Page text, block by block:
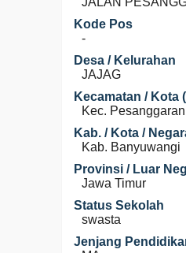
Kode Pos
-
Desa / Kelurahan
JAJAG
Kecamatan / Kota
Kec. Pesanggaran
Kab. / Kota /
Kab. Banyuwangi
Provinsi / Luar
Jawa Timur
Status Sekolah
swasta
Jenjang